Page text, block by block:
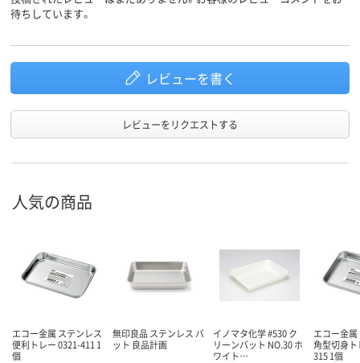
待ちしています。
レビューを書く
レビューをリクエストする
人気の商品
エコー金属 ステンレス
便利トレー 0321-411 1
個
無印良品 ステンレス バ
ット 良品計画
イノマタ化学 #530 ク
リーンバット NO.30 ホ
ワイト…
エコー金
角型切身ト
315 1個